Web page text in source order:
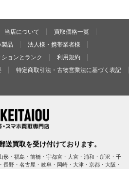
当店について
買取価格一覧
製品
法人様・携帯業者様
ションとランク
利用規約
特定商取引法・古物営業法に基づく表記
送買取を受け付けております。
形・福島・前橋・宇都宮・大宮・浦和・所沢・千
野・名古屋・岐阜・岡崎・大津・京都・大阪・